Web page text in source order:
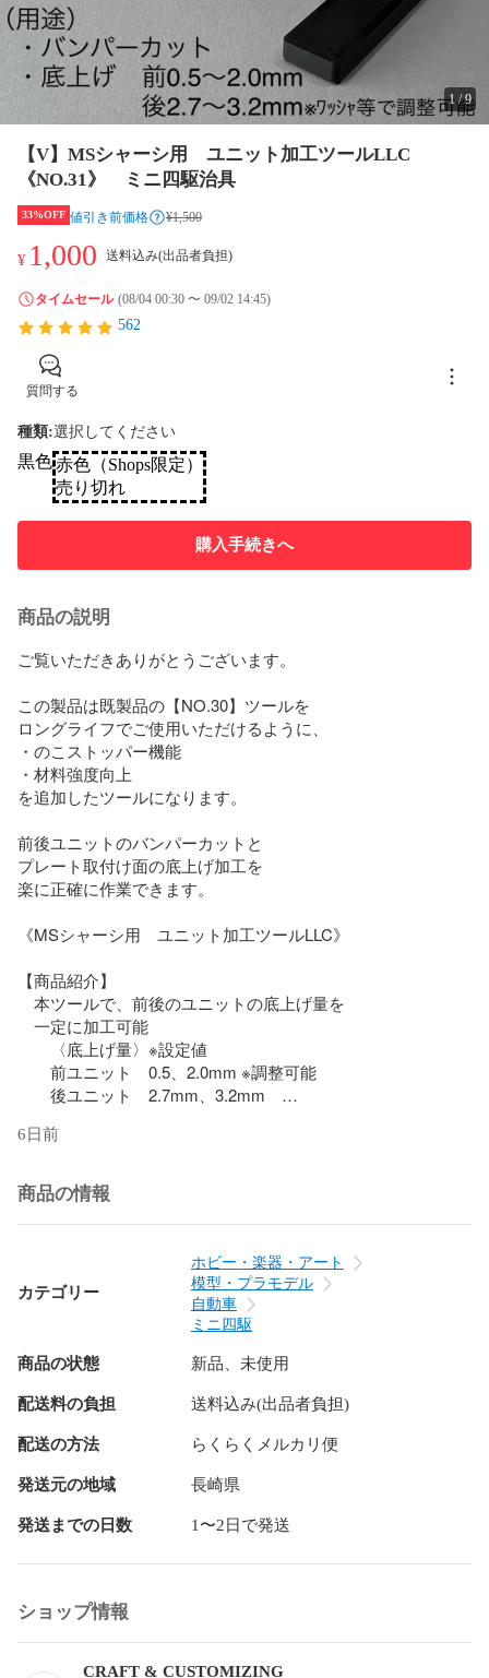
1 /9
【V】MSシャーシ用 ユニット加工ツールLLC
《NO.31》 ミニ四駆治具
33%OFF 値引き前価格 ¥1,500
¥ 1,000 送料込み(出品者負担)
タイムセール (08/04 00:30 〜 09/02 14:45)
562
質問する
種類:選択してください
黒色赤色（Shops限定）
売り切れ
購入手続きへ
商品の説明
ご覧いただきありがとうございます。
この製品は既製品の【NO.30】ツールを
ロングライフでご使用いただけるように、
・のこストッパー機能
・材料強度向上
を追加したツールになります。
前後ユニットのバンパーカットと
プレート取付け面の底上げ加工を
楽に正確に作業できます。
《MSシャーシ用　ユニット加工ツールLLC》
【商品紹介】
本ツールで、前後のユニットの底上げ量を
一定に加工可能
〈底上げ量〉※設定値
前ユニット　0.5、2.0mm ※調整可能
後ユニット　2.7mm、3.2mm
〜互換性について〜
下記製品と互換性があります。
「《NO.33》CCアンカー　フロントバンパー加工ツール」
・ユニット加工ツール　　　1個
⚫製法による、面のざらつき・小キズがつきますが
品質検査を実施の上、使用と機能に問題ない状態
で出荷させていただいております。
製品到着時に破損などございましたら、
取引メッセージ内にて対応させていただきます。
スムーズで気持ちの良い取引を心がけて、
セイCHAN@クラフト&カスタマイジング
#ミニ四駆
6日前
商品の情報
カテゴリー
ホビー・楽器・アート
模型・プラモデル
自動車
ミニ四駆
商品の状態 新品、未使用
配送料の負担 送料込み(出品者負担)
配送の方法 らくらくメルカリ便
発送元の地域 長崎県
発送までの日数 1〜2日で発送
ショップ情報
CRAFT & CUSTOMIZING